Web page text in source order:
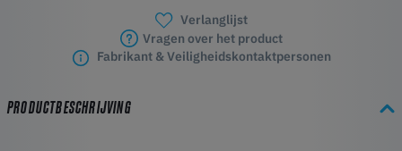
Verlanglijst
Vragen over het product
Fabrikant & Veiligheidskontaktpersonen
PRODUCTBESCHRIJVING